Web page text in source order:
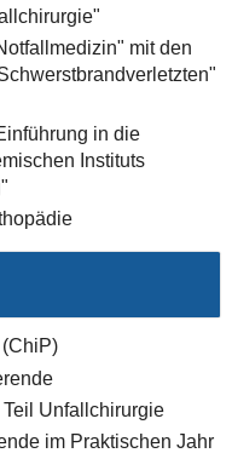
mit den
in die
Instituts
Unfallchirurgie
im Praktischen Jahr